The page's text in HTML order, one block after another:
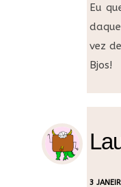
Eu
vez
Bjos!
3